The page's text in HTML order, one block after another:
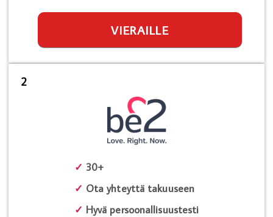
VIERAILLE
2
✓ 30+
✓ Ota yhteyttä takuuseen
✓ Hyvä persoonallisuustesti